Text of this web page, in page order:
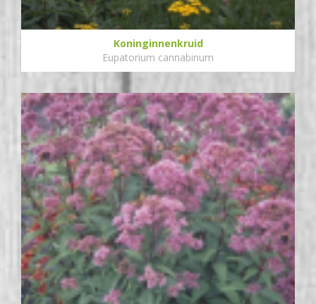
Koninginnenkruid
Eupatorium cannabinum